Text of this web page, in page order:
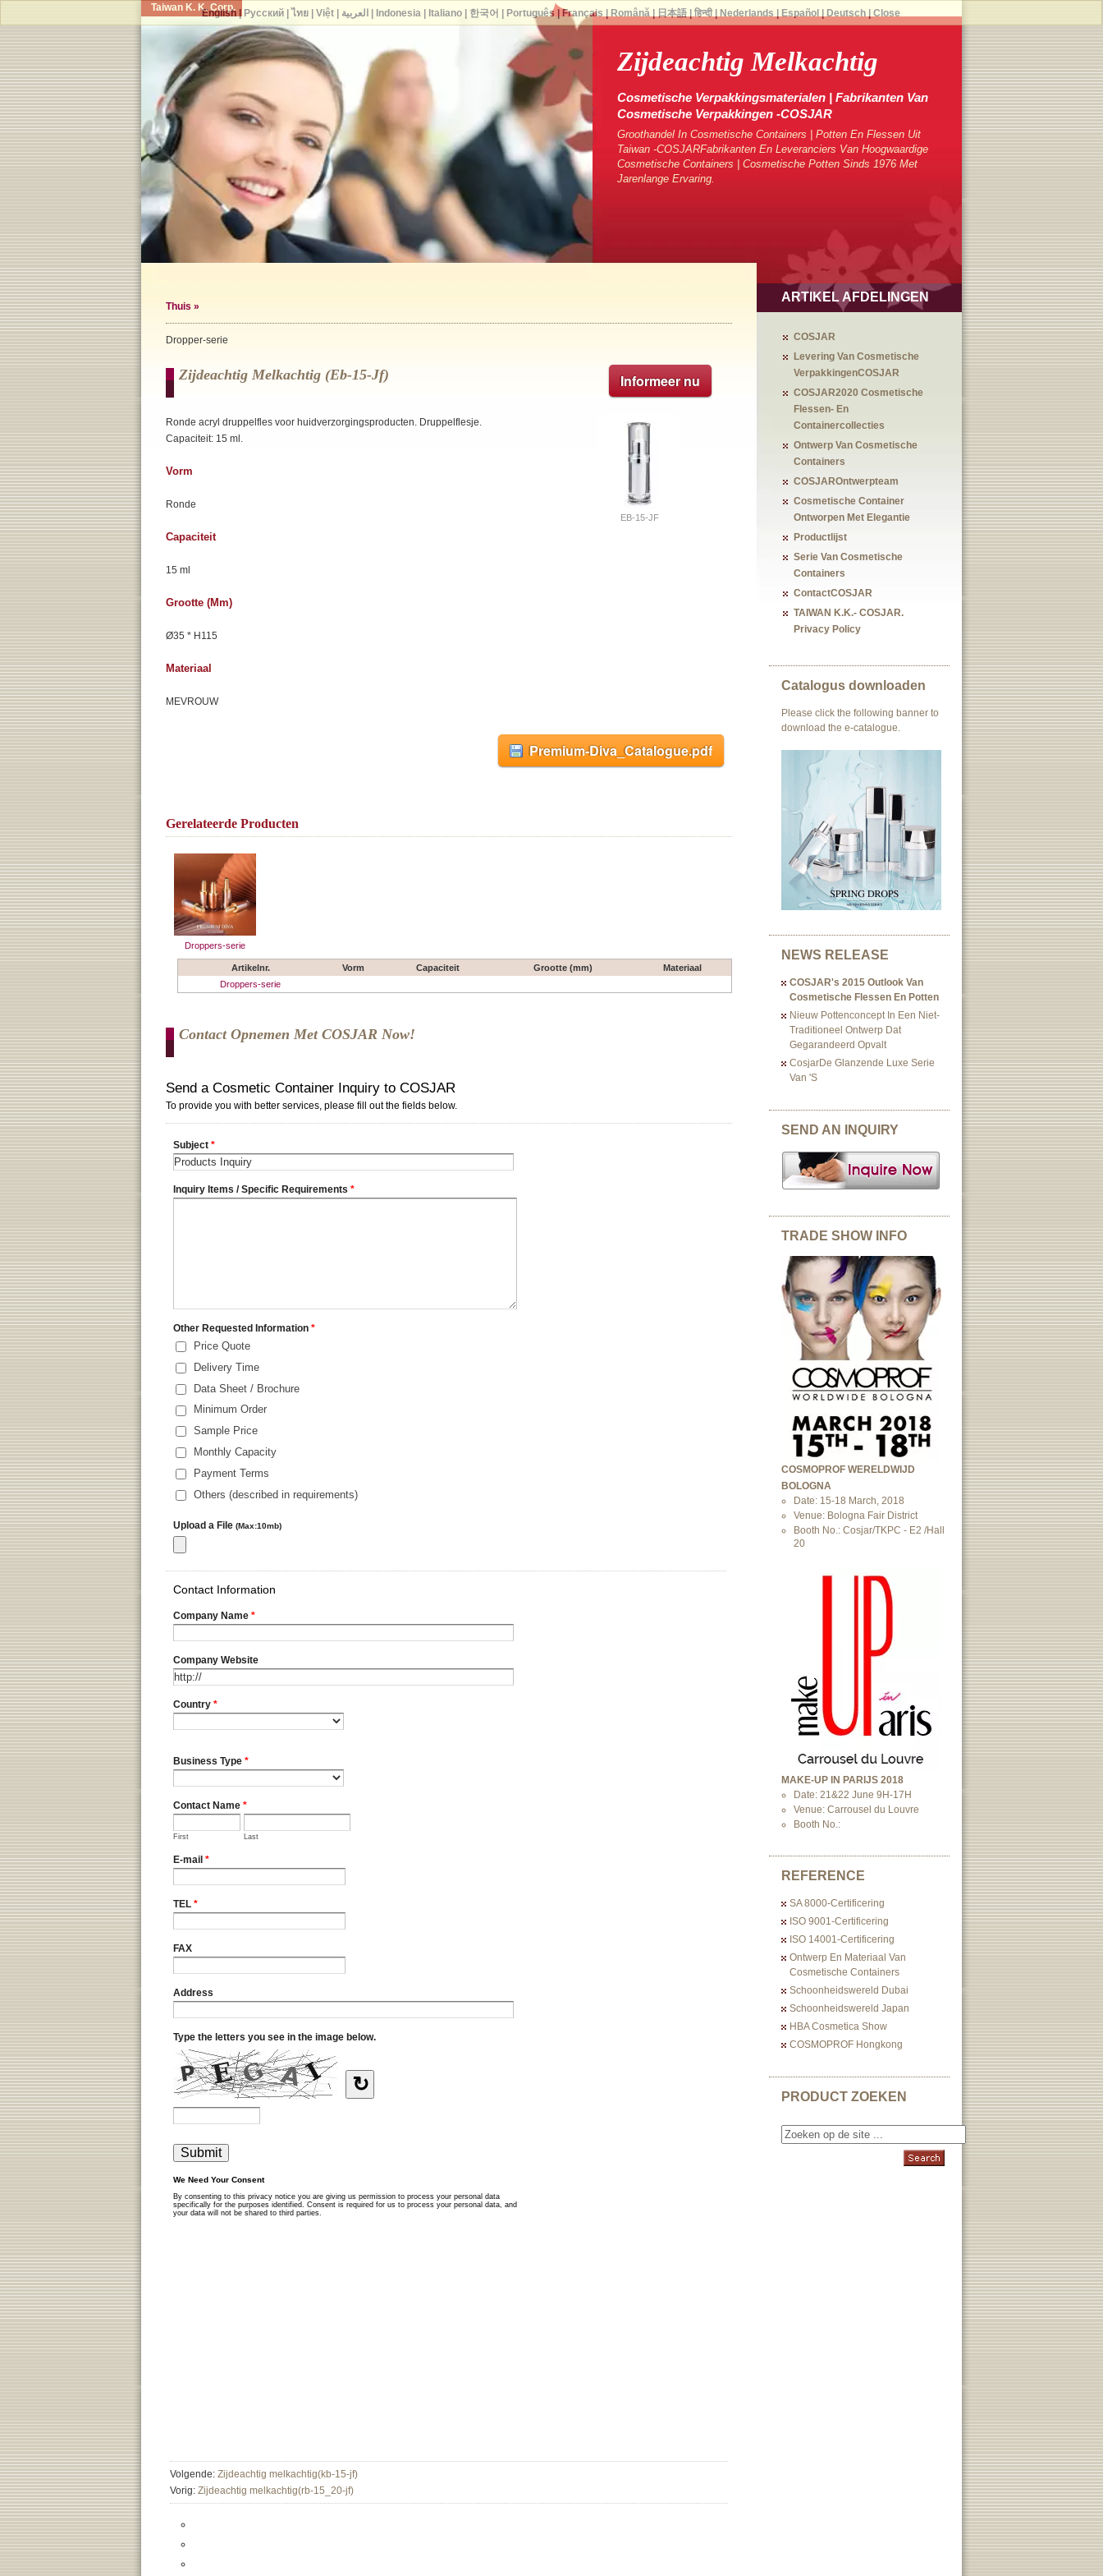
Taiwan K. K. Corp.
Zijdeachtig Melkachtig
Cosmetische Verpakkingsmaterialen | Fabrikanten Van
Cosmetische Verpakkingen -COSJAR
Groothandel In Cosmetische Containers | Potten En Flessen Uit
Taiwan -COSJARFabrikanten En Leveranciers Van Hoogwaardige
Cosmetische Containers | Cosmetische Potten Sinds 1976 Met
Jarenlange Ervaring.
Thuis »
Dropper-serie
Informeer nu
Zijdeachtig Melkachtig (eb-15-Jf)
EB-15-JF
Ronde acryl druppelfles voor huidverzorgingsproducten. Druppelflesje.
Capaciteit: 15 ml.
Vorm
Ronde
Capaciteit
15 ml
Grootte (mm)
Ø35 * H115
Materiaal
MEVROUW
Premium-Diva_Catalogue.pdf
Gerelateerde Producten
Droppers-serie
Artikelnr. Vorm Capaciteit Grootte (mm)
Materiaal
Droppers-serie
Contact Opnemen Met COSJAR Now!
Volgende: Zijdeachtig melkachtig(kb-15-jf)
Vorig: Zijdeachtig melkachtig(rb-15_20-jf)
ARTIKEL AFDELINGEN
COSJAR
Levering Van Cosmetische
VerpakkingenCOSJAR
COSJAR2020 Cosmetische
Flessen- En
Containercollecties
Ontwerp Van Cosmetische
Containers
COSJAROntwerpteam
Cosmetische Container
Ontworpen Met Elegantie
Productlijst
Serie Van Cosmetische
Containers
ContactCOSJAR
TAIWAN K.K.- COSJAR.
Privacy Policy
Catalogus downloaden
Please click the following banner to
download the e-catalogue.
NEWS RELEASE
COSJAR's 2015 Outlook Van
Cosmetische Flessen En Potten
Nieuw Pottenconcept In Een Niet-
Traditioneel Ontwerp Dat
Gegarandeerd Opvalt
CosjarDe Glanzende Luxe Serie
Van 's
SEND AN INQUIRY
TRADE SHOW INFO
COSMOPROF WERELDWIJD
BOLOGNA
Date: 15-18 March, 2018
Venue: Bologna Fair District
Booth No.: Cosjar/TKPC - E2 /Hall
20
MAKE-UP IN PARIJS 2018
Date: 21&22 June 9H-17H
Venue: Carrousel du Louvre
Booth No.:
REFERENCE
SA 8000-Certificering
ISO 9001-Certificering
ISO 14001-Certificering
Ontwerp En Materiaal Van
Cosmetische Containers
Schoonheidswereld Dubai
Schoonheidswereld Japan
HBA Cosmetica Show
COSMOPROF Hongkong
PRODUCT ZOEKEN
English| Русский| ไทย| Việt| العربية Indonesia| Italiano| 한국어 Português Français Română| 日本語| हिन्दी| Nederlands Español Deutsch| Close